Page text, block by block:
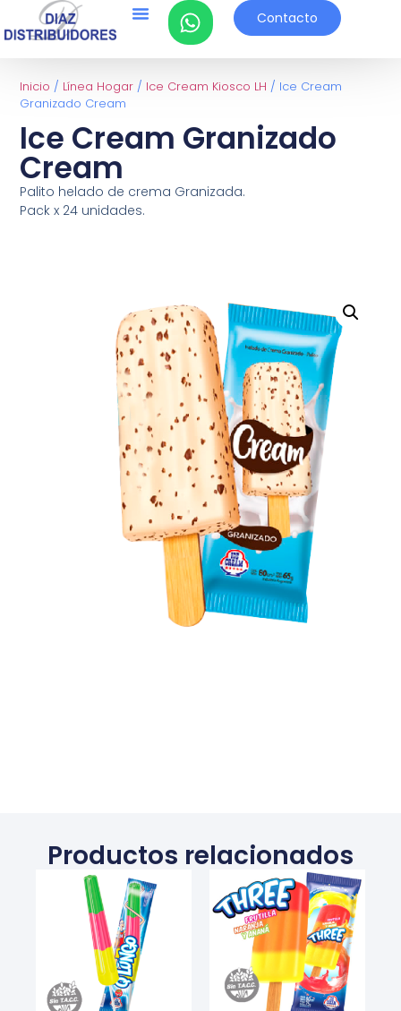
Contacto
Inicio / Línea Hogar / Ice Cream Kiosco LH / Ice Cream
Granizado Cream
Ice Cream Granizado
Cream
Palito helado de crema Granizada.
Pack x 24 unidades.
Productos relacionados